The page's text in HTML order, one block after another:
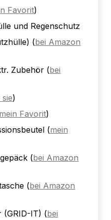
Favorit)
und Regenschutz
(bei Amazon
Zubehör (bei
)
mein Favorit)
(mein
(bei Amazon
(bei Amazon
(GRID-IT) (bei